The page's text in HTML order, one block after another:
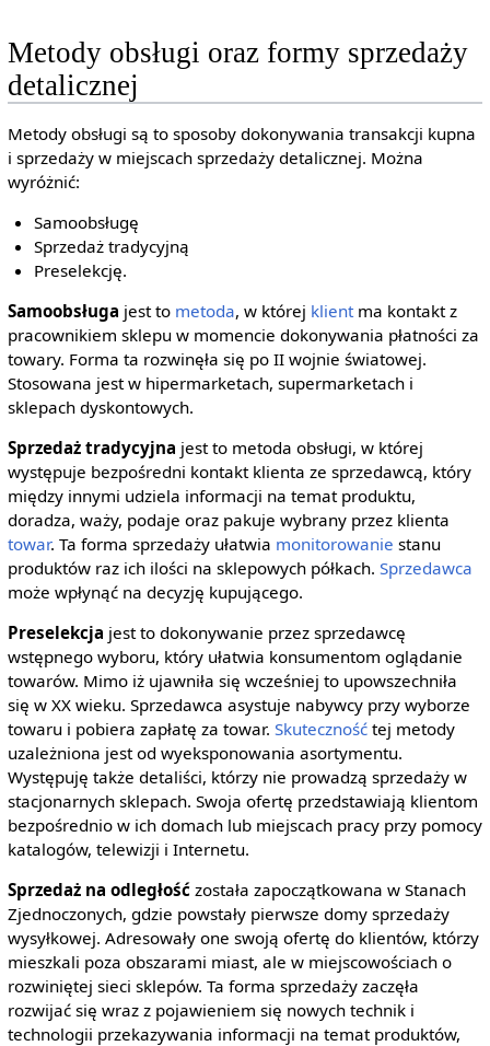
Metody obsługi oraz formy sprzedaży
detalicznej
Metody obsługi są to sposoby dokonywania transakcji kupna
i sprzedaży w miejscach sprzedaży detalicznej. Można
wyróżnić:
Samoobsługę
Sprzedaż tradycyjną
Preselekcję.
Samoobsługa jest to metoda, w której klientma kontakt z
pracownikiem sklepu w momencie dokonywania płatności za
towary. Forma ta rozwinęła się po II wojnie światowej.
Stosowana jest w hipermarketach, supermarketach i
sklepach dyskontowych.
Sprzedaż tradycyjna jest to metoda obsługi, w której
występuje bezpośredni kontakt klienta ze sprzedawcą, który
między innymi udziela informacji na temat produktu,
doradza, waży, podaje oraz pakuje wybrany przez klienta
towar. Ta forma sprzedaży ułatwia monitorowanie stanu
produktów raz ich ilości na sklepowych półkach. Sprzedawca
może wpłynąć na decyzję kupującego.
Preselekcja jest to dokonywanie przez sprzedawcę
wstępnego wyboru, który ułatwia konsumentom oglądanie
towarów. Mimo iż ujawniła się wcześniej to upowszechniła
się w XX wieku. Sprzedawca asystuje nabywcy przy wyborze
towaru i pobiera zapłatę za towar. Skutecznośćtej metody
uzależniona jest od wyeksponowania asortymentu.
Występuję także detaliści, którzy nie prowadzą sprzedaży w
stacjonarnych sklepach. Swoja ofertę przedstawiają klientom
bezpośrednio w ich domach lub miejscach pracy przy pomocy
katalogów, telewizji i Internetu.
Sprzedaż na odległośćzostała zapoczątkowana w Stanach
Zjednoczonych, gdzie powstały pierwsze domy sprzedaży
wysyłkowej. Adresowały one swoją ofertę do klientów, którzy
mieszkali poza obszarami miast, ale w miejscowościach o
rozwiniętej sieci sklepów. Ta forma sprzedaży zaczęła
rozwijać się wraz z pojawieniem się nowych technik i
technologii przekazywania informacji na temat produktów,